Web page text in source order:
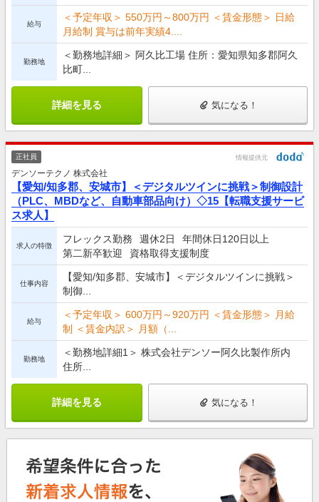
給与
＜予定年収＞ 550万円～800万円 ＜賃金形態＞ 日給
月給制 賞与は前年実績4....
勤務地
＜勤務地詳細＞ 阿久比工場 住所：愛知県知多郡阿久
比町...
詳細を見る 気になる！
正社員 情報提供元
デンソーテクノ 株式会社
【愛知/知多郡、安城市】＜デジタルツインに挑戦＞制御設計
（PLC、MBDなど、自動車部品向け）◇15【転職支援サービ
ス求人】
求人の特徴
フレックス勤務 週休2日
年間休日120日以上
第二新卒歓迎
資格取得支援制度
仕事内容
【愛知/知多郡、安城市】＜デジタルツインに挑戦＞
制御...
給与
＜予定年収＞ 600万円～920万円 ＜賃金形態＞ 月給
制 ＜賃金内訳＞ 月額（...
勤務地
＜勤務地詳細1＞ 株式会社デンソー阿久比製作所内
住所...
詳細を見る 気になる！